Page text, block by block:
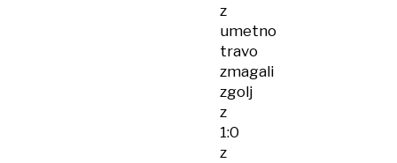
z
umetno
travo
zmagali
zgolj
z
1:0
z